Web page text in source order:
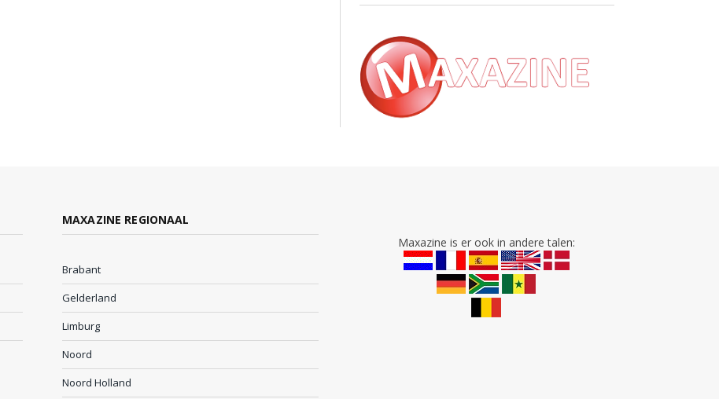
MAXAZINE REGIONAAL
Brabant
Gelderland
Limburg
Noord
Noord Holland
Maxazine is er ook in andere talen: